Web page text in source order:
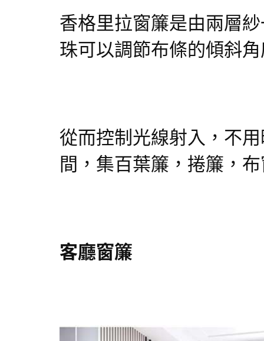
香格里拉窗簾是由兩層
珠可以調節布條的傾斜
從而控制光線射入，不
間，集百葉簾，捲簾，
客廳窗簾